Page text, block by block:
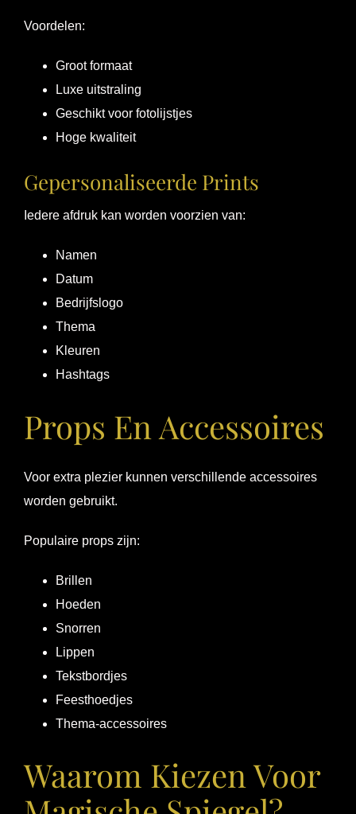
Voordelen:
Groot formaat
Luxe uitstraling
Geschikt voor fotolijstjes
Hoge kwaliteit
Gepersonaliseerde Prints
Iedere afdruk kan worden voorzien van:
Namen
Datum
Bedrijfslogo
Thema
Kleuren
Hashtags
Props En Accessoires
Voor extra plezier kunnen verschillende accessoires
worden gebruikt.
Populaire props zijn:
Brillen
Hoeden
Snorren
Lippen
Tekstbordjes
Feesthoedjes
Thema-accessoires
Waarom Kiezen Voor